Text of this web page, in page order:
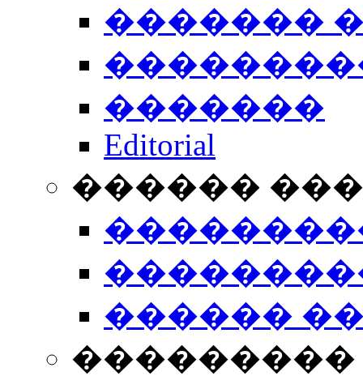
�������
�������
Editorial
������
������
���������